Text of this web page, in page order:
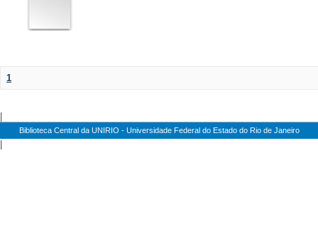
1
Biblioteca Central da UNIRIO - Universidade Federal do Estado do Rio de Janeiro